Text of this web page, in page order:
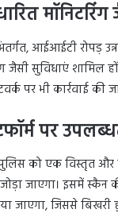
आईआईटी रोपड़
जैसी सुविधाएं
पर भी कार्रवाई की
पर
को एक विस्तृत और
जाएगा। इसमें
जाएगा, जिससे